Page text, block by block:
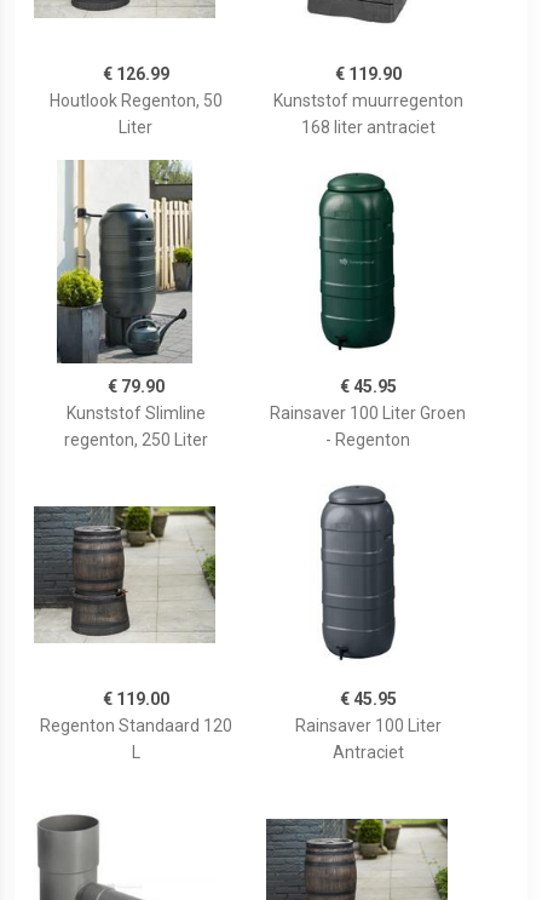
€ 126.99
Houtlook Regenton, 50
Liter
€ 119.90
Kunststof muurregenton
168 liter antraciet
€ 79.90
Kunststof Slimline
regenton, 250 Liter
€ 45.95
Rainsaver 100 Liter Groen
- Regenton
€ 119.00
Regenton Standaard 120
L
€ 45.95
Rainsaver 100 Liter
Antraciet